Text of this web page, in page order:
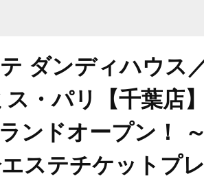
ダンディハウス
ス・パリ【千葉店
ランドオープン！
ステチケットプ